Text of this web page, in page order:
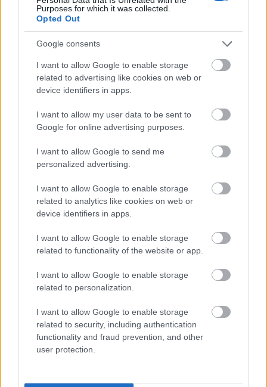
Purposes for which it was collected.
Opted Out
Google consents
I want to allow Google to enable storage
related to advertising like cookies on web or
device identifiers in apps.
I want to allow my user data to be sent to
Google for online advertising purposes.
I want to allow Google to send me
personalized advertising.
I want to allow Google to enable storage
related to analytics like cookies on web or
device identifiers in apps.
I want to allow Google to enable storage
related to functionality of the website or app.
I want to allow Google to enable storage
related to personalization.
I want to allow Google to enable storage
related to security, including authentication
functionality and fraud prevention, and other
user protection.
ΡΟΗ ΕΙΔΗΣΕΩΝ
18:36
Με Σπανούλη και Μπάρλο η Εθνική Παίδων στο
Ευρωπαϊκό πρωτάθλημα
«Αρπακτικό» σε βρετανικό πολεμικό πλοίο: Η
25χρονη ναύτης πίσω από 6 σεξουαλικές
επιθέσεις
Δήμος Αιγιαλείας: Σε πλήρη εξέλιξη οι
διαδικασίες καταγραφής και αποκατάστασης
Υπόθεση Επστάιν: «Όχι» από τη Βρετανία σε
άνοιξαν νέο κεφάλαιο
Χρηματιστήριο Αθηνών: Οι τράπεζες πάτησαν
«φρένο» – Οι 5 μετοχές που κράτησαν τις 2.600
μονάδες
Πόσο υγιεινή είναι τελικά η χωριάτικη σαλάτα;
Αποκολλήθηκε κομμάτι ψευδοροφής στο
νοσοκομείο Κορίνθου, τραυματίστηκαν γιατρός
και νοσηλεύτρια
Θέουτα: Στο 2.600% τα κέντρα ανηλίκων – «Δεν
υπάρχει άλλος χώρος»
17:49
Αδειοδωρόσημο οικοδόμων: Πότε μπαίνουν τα
ΟΛΕΣ ΟΙ ΕΙΔΗΣΕΙΣ